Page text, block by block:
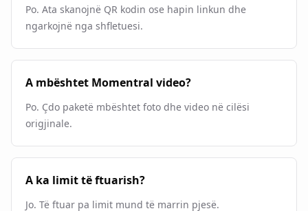
Po. Ata skanojnë QR kodin ose hapin linkun dhe
ngarkojnë nga shfletuesi.
A mbështet Momentral video?
Po. Çdo paketë mbështet foto dhe video në cilësi
origjinale.
A ka limit të ftuarish?
Jo. Të ftuar pa limit mund të marrin pjesë.